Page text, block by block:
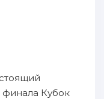
финала Кубок